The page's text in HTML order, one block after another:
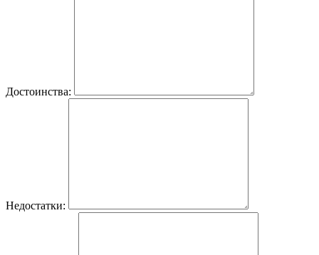
Достоинства:
Недостатки: